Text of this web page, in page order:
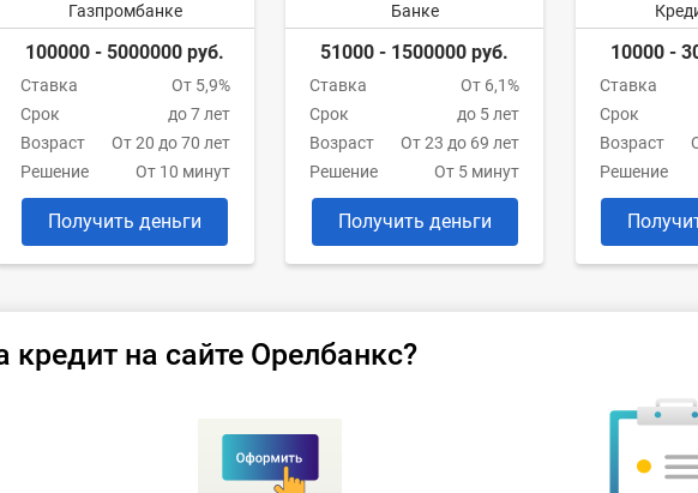
Газпромбанке
100000 - 5000000 руб.
Ставка
От 5,9%
Срок
до 7 лет
Возраст
От 20 до 70 лет
Решение
От 10 минут
Получить деньги
Банке
51000 - 1500000 руб.
Ставка
От 6,1%
Срок
до 5 лет
Возраст
От 23 до 69 лет
Решение
От 5 минут
Получить деньги
10000 -
Ставка
Срок
Возраст
Решение
кредит на сайте Орелбанкс?